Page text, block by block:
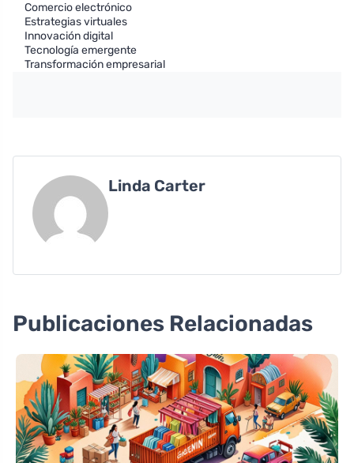
Comercio electrónico
Estrategias virtuales
Innovación digital
Tecnología emergente
Transformación empresarial
Linda Carter
Publicaciones Relacionadas